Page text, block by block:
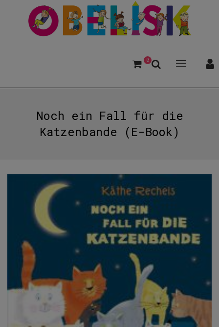
0
Noch ein Fall für die
Katzenbande (E-Book)